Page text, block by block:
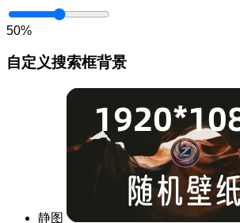
50%
自定义搜索框背景
静图